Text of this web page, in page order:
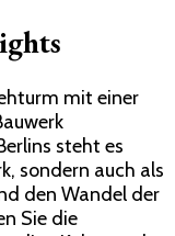
mit einer
steht es
sondern auch als
den Wandel der
Sie die